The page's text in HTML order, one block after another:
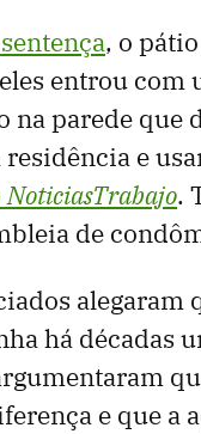
, o
entrou com
na parede que
e
NoticiasTrabajo.
de
há décadas
e que a